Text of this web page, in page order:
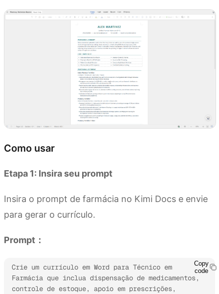
Como usar
Etapa 1: Insira seu prompt
Insira o prompt de farmácia no Kimi Docs e envie
para gerar o currículo.
Prompt：
Crie um currículo em Word para Técnico em
Farmácia que inclua dispensação de medicamentos,
controle de estoque, apoio em prescrições,
Copy
code